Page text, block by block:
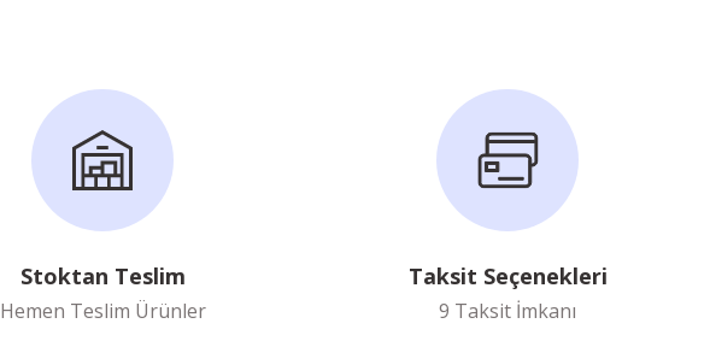
Stoktan Teslim
Hemen Teslim Ürünler
Taksit Seçenekleri
9 Taksit İmkanı